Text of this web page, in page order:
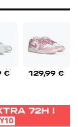
€ 129,99 €